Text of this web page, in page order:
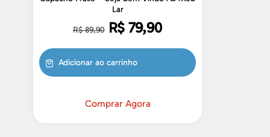
Lar
R$89,90 R$ 79,90
Adicionar ao carrinho
Comprar Agora